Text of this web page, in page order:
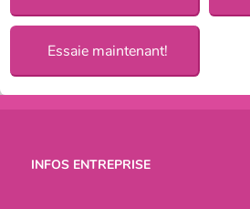
Essaie maintenant!
INFOS ENTREPRISE